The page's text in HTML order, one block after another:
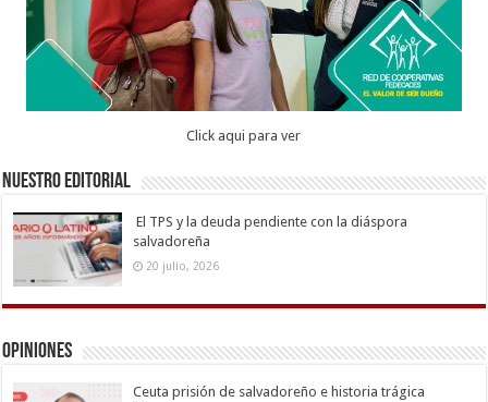
Click aqui para ver
Nuestro Editorial
El TPS y la deuda pendiente con la diáspora
salvadoreña
20 julio, 2026
Opiniones
Ceuta prisión de salvadoreño e historia trágica